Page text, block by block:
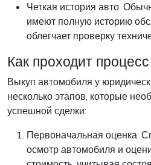
Четкая история авто.
имеют полную историю
облегчает проверку
Как проходит
Выкуп автомобиля у
несколько этапов, которые
успешной сделки:
Первоначальная оценка.
осмотр автомобиля и